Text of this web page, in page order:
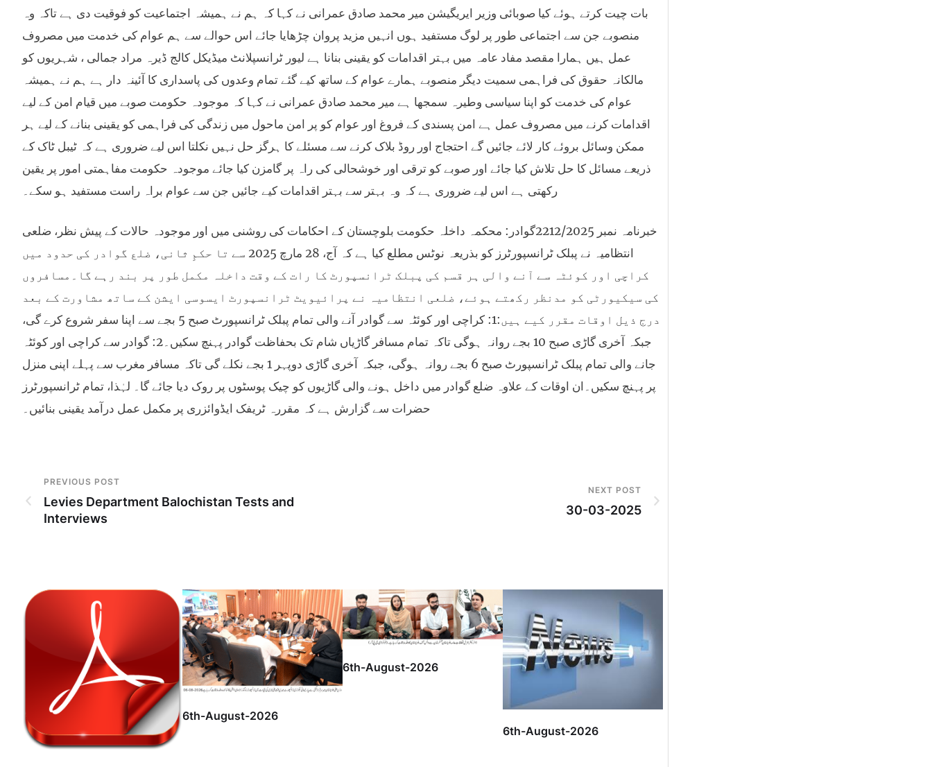
بات چیت کرتے ہوئے کیا صوبائی وزیر ایریگیشن میر محمد صادق عمرانی نے کہا کہ ہم نے ہمیشہ اجتماعیت کو فوقیت دی ہے تاکہ وہ
منصوبے جن سے اجتماعی طور پر لوگ مستفید ہوں انہیں مزید پروان چڑھایا جائے اس حوالے سے ہم عوام کی خدمت میں مصروف
عمل ہیں ہمارا مقصد مفاد عامہ میں بہتر اقدامات کو یقینی بنانا ہے لیور ٹرانسپلانٹ میڈیکل کالج ڈیرہ مراد جمالی ، شہریوں کو
مالکانہ حقوق کی فراہمی سمیت دیگر منصوبے ہمارے عوام کے ساتھ کیے گئے تمام وعدوں کی پاسداری کا آئینہ دار ہے ہم نے ہمیشہ
عوام کی خدمت کو اپنا سیاسی وطیرہ سمجھا ہے میر محمد صادق عمرانی نے کہا کہ موجودہ حکومت صوبے میں قیام امن کے لیے
اقدامات کرنے میں مصروف عمل ہے امن پسندی کے فروغ اور عوام کو پر امن ماحول میں زندگی کی فراہمی کو یقینی بنانے کے لیے ہر
ممکن وسائل بروئے کار لائے جائیں گے احتجاج اور روڈ بلاک کرنے سے مسئلے کا ہرگز حل نہیں نکلتا اس لیے ضروری ہے کہ ٹیبل ٹاک کے
ذریعے مسائل کا حل تلاش کیا جائے اور صوبے کو ترقی اور خوشحالی کی راہ پر گامزن کیا جائے موجودہ حکومت مفاہمتی امور پر یقین
رکھتی ہے اس لیے ضروری ہے کہ وہ بہتر سے بہتر اقدامات کیے جائیں جن سے عوام براہ راست مستفید ہو سکے۔
خبرنامہ نمبر 2212/2025گوادر: محکمہ داخلہ حکومت بلوچستان کے احکامات کی روشنی میں اور موجودہ حالات کے پیش نظر، ضلعی
انتظامیہ نے پبلک ٹرانسپورٹرز کو بذریعہ نوٹس مطلع کیا ہے کہ آج، 28 مارچ 2025 سے تا حکمِ ثانی، ضلع گوادر کی حدود میں
کراچی اور کوئٹہ سے آنے والی ہر قسم کی پبلک ٹرانسپورٹ کا رات کے وقت داخلہ مکمل طور پر بند رہے گا۔مسافروں
کی سیکیورٹی کو مدنظر رکھتے ہوئے، ضلعی انتظامیہ نے پرائیویٹ ٹرانسپورٹ ایسوسی ایشن کے ساتھ مشاورت کے بعد
درج ذیل اوقات مقرر کیے ہیں:1: کراچی اور کوئٹہ سے گوادر آنے والی تمام پبلک ٹرانسپورٹ صبح 5 بجے سے اپنا سفر شروع کرے گی،
جبکہ آخری گاڑی صبح 10 بجے روانہ ہوگی تاکہ تمام مسافر گاڑیاں شام تک بحفاظت گوادر پہنچ سکیں۔2: گوادر سے کراچی اور کوئٹہ
جانے والی تمام پبلک ٹرانسپورٹ صبح 6 بجے روانہ ہوگی، جبکہ آخری گاڑی دوپہر 1 بجے نکلے گی تاکہ مسافر مغرب سے پہلے اپنی منزل
پر پہنچ سکیں۔ان اوقات کے علاوہ ضلع گوادر میں داخل ہونے والی گاڑیوں کو چیک پوسٹوں پر روک دیا جائے گا۔ لہٰذا، تمام ٹرانسپورٹرز
حضرات سے گزارش ہے کہ مقررہ ٹریفک ایڈوائزری پر مکمل عمل درآمد یقینی بنائیں۔
PREVIOUS POST
Levies Department Balochistan Tests and
Interviews
NEXT POST
30-03-2025
6th-August-2026
6th-August-2026
6th-August-2026